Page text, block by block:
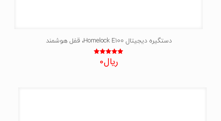
دستگیره دیجیتال Homelock E100، قفل هوشمند
نمره
5.00
ریال0